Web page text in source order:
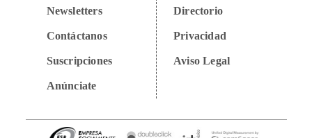
Newsletters
Contáctanos
Suscripciones
Anúnciate
Directorio
Privacidad
Aviso Legal